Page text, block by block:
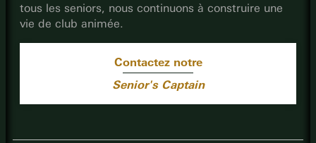
tous les seniors, nous continuons à construire une
vie de club animée.
Contactez notre
Senior's Captain